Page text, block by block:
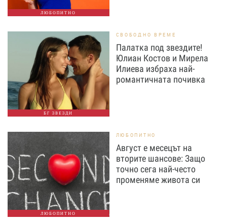
ЛЮБОПИТНО
БГ ЗВЕЗДИ
СВОБОДНО ВРЕМЕ
Палатка под звездите!
Юлиан Костов и Мирела
Илиева избраха най-
романтичната почивка
ЛЮБОПИТНО
ЛЮБОПИТНО
Август е месецът на
вторите шансове: Защо
точно сега най-често
променяме живота си